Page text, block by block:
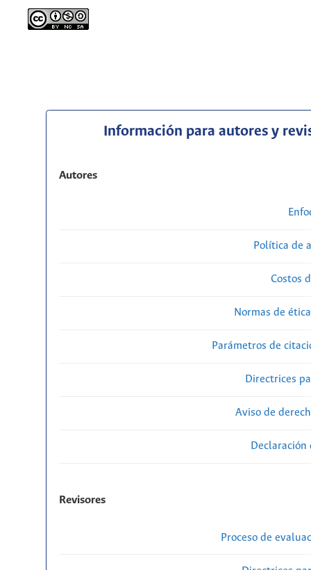
Información para autores y
Autores
Política de
Costos
Normas de
Parámetros de
Directrices
Aviso de
Revisores
Proceso de